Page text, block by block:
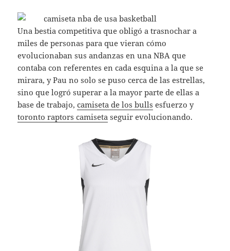
Una bestia competitiva que obligó a trasnochar a
miles de personas para que vieran cómo
evolucionaban sus andanzas en una NBA que
contaba con referentes en cada esquina a la que se
mirara, y Pau no solo se puso cerca de las estrellas,
sino que logró superar a la mayor parte de ellas a
base de trabajo,camiseta de los bulls esfuerzo y
toronto raptors camiseta seguir evolucionando.